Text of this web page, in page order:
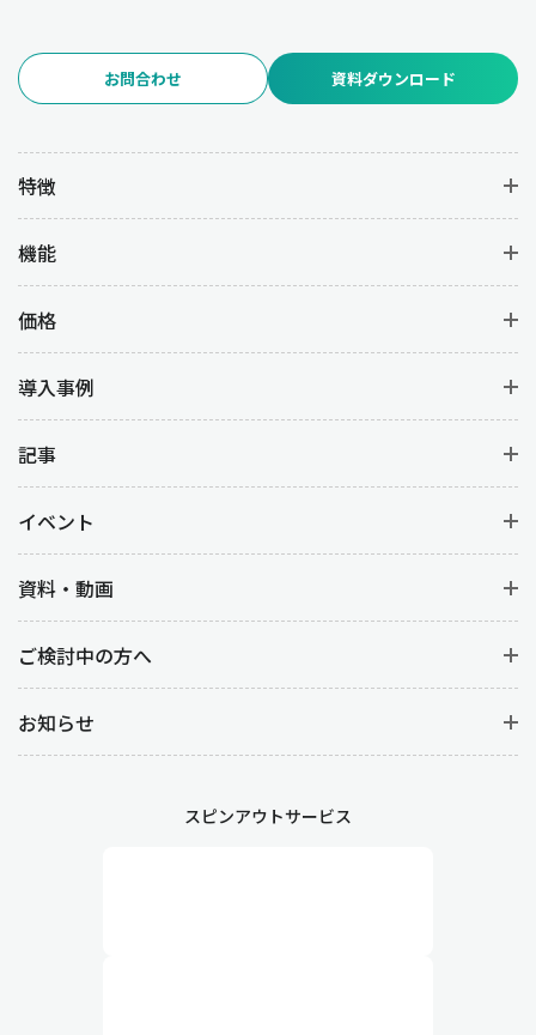
お問合わせ 資料ダウンロード
特徴
機能
価格
導入事例
記事
イベント
資料・動画
ご検討中の方へ
お知らせ
スピンアウトサービス